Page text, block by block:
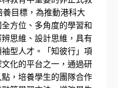
目標，為推動港科大
方位、多角度的學習和
思維、設計思維，具有
型人才。「知彼行」項
化的平台之一，通過研
，培養學生的團隊合作